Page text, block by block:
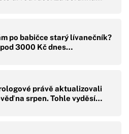
po babičce starý lívanečník?
pod 3000 Kč dnes…
právě aktualizovali
na srpen. Tohle vyděsí…